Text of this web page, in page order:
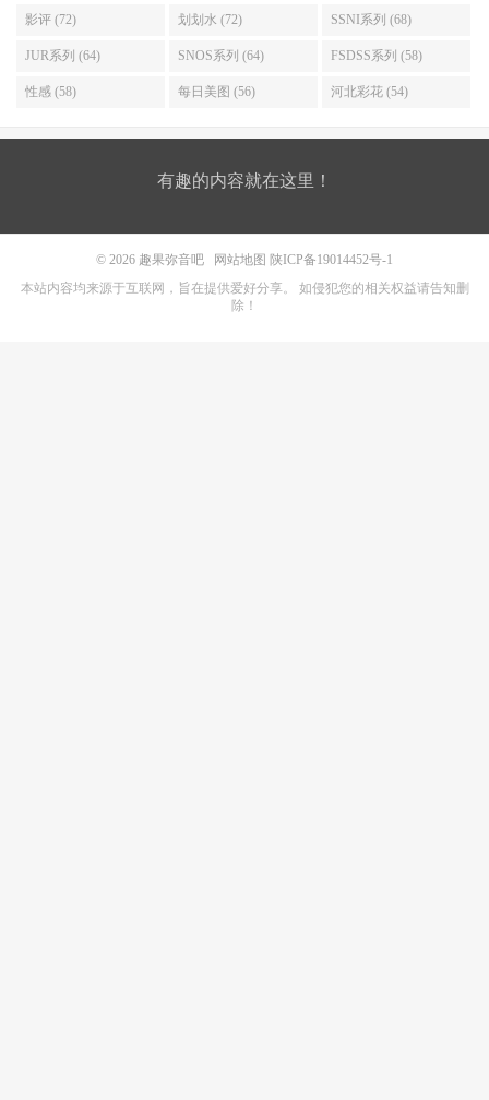
影评 (72) 划划水 (72) SSNI系列 (68)
JUR系列 (64) SNOS系列 (64) FSDSS系列 (58)
性感 (58) 每日美图 (56) 河北彩花 (54)
有趣的内容就在这里！
© 2026 趣果弥音吧 网站地图 陕ICP备19014452号-1
本站内容均来源于互联网，旨在提供爱好分享。 如侵犯您的相关权益请告知删
除！